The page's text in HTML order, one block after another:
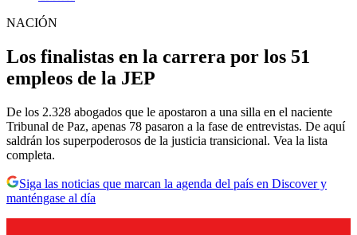
NACIÓN
Los finalistas en la carrera por los 51
empleos de la JEP
De los 2.328 abogados que le apostaron a una silla en el naciente
Tribunal de Paz, apenas 78 pasaron a la fase de entrevistas. De aquí
saldrán los superpoderosos de la justicia transicional. Vea la lista
completa.
Siga las noticias que marcan la agenda del país en Discover y
manténgase al día